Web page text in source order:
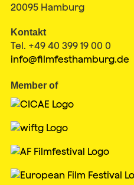
20095 Hamburg
Kontakt
Tel. +49 40 399 19 00 0
info@filmfesthamburg.de
Member of